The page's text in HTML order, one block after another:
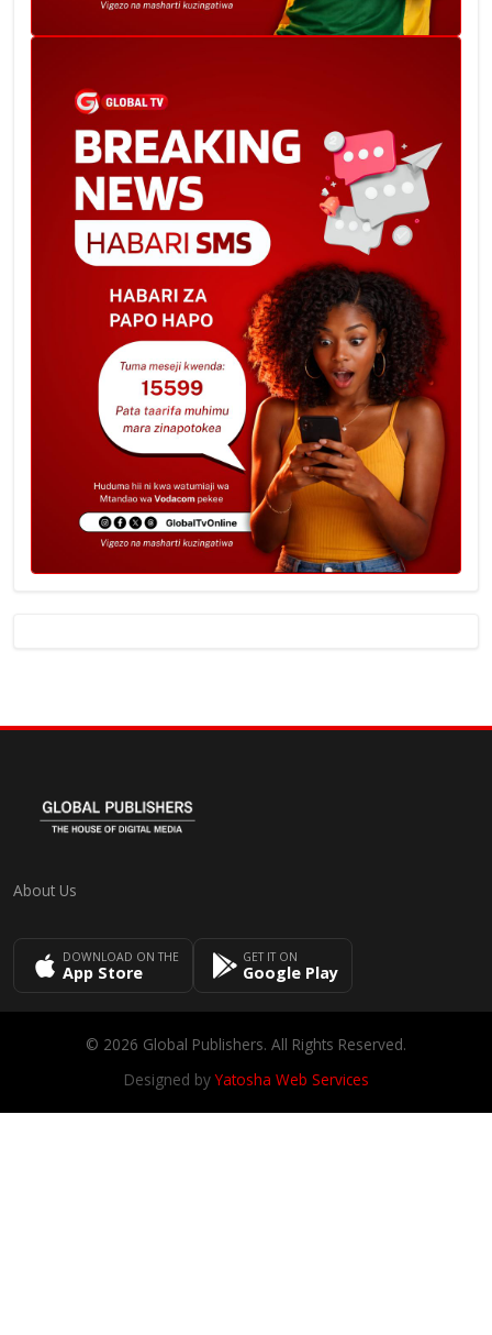
About Us
DOWNLOAD ON THE
App Store
GET IT ON
Google Play
© 2026 Global Publishers. All Rights Reserved.
Designed byYatosha Web Services